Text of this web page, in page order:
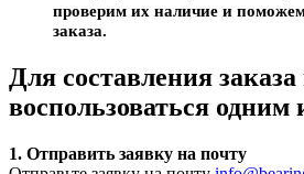
проверим их наличие и
заказа.
Для составления
воспользоваться одним
1. Отправить заявку на почту